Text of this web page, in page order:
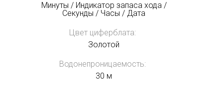
Минуты / Индикатор запаса хода /
Секунды / Часы / Дата
Цвет циферблата:
Золотой
Водонепроницаемость:
30 м